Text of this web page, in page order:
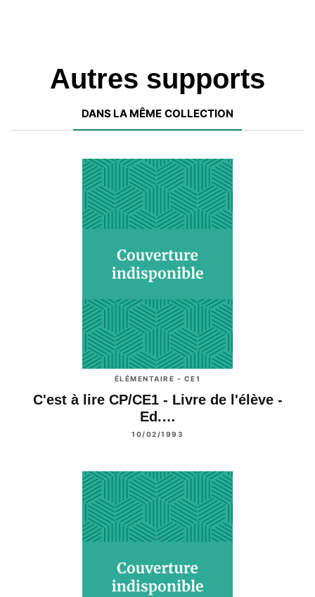
Autres supports
DANS LA MÊME COLLECTION
ÉLÉMENTAIRE - CE1
C'est à lire CP/CE1 - Livre de l'élève -
Ed.…
10/02/1993